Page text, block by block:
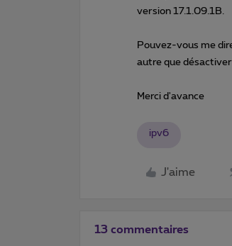
version 17.1.09.1B.
Pouvez-vous me
autre que
Merci d'avance
ipv6
J'aime
13 commentaires